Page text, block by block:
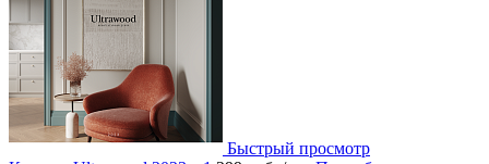
Быстрый просмотр